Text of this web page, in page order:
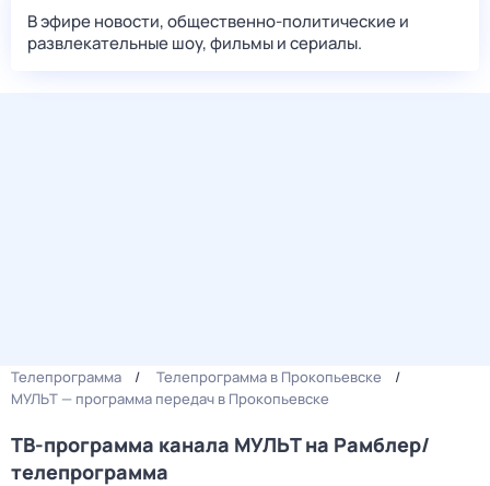
В эфире новости, общественно-политические и
развлекательные шоу, фильмы и сериалы.
Телепрограмма
Телепрограмма в Прокопьевске
МУЛЬТ — программа передач в Прокопьевске
ТВ-программа канала МУЛЬТ на Рамблер/
телепрограмма